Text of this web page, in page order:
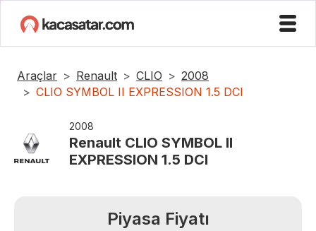
Araçlar Renault CLIO
2008
CLIO SYMBOL II EXPRESSION 1.5 DCI
2008
Renault CLIO SYMBOL II
EXPRESSION 1.5 DCI
Piyasa Fiyatı